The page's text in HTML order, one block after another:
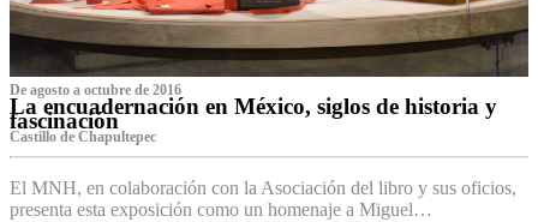
De agosto a octubre de 2016
La encuadernación en México, siglos de historia y
fascinación
Castillo de Chapultepec
El MNH, en colaboración con la Asociación del libro y sus oficios,
presenta esta exposición como un homenaje a Miguel…